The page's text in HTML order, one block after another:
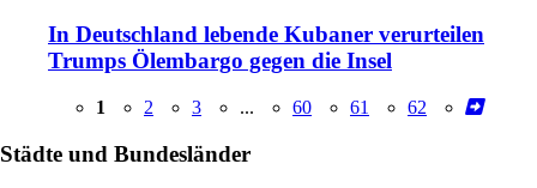
In Deutschland lebende Kubaner verurteilen
Trumps Ölembargo gegen die Insel
1 2 3 ... 60 61 62
Städte und Bundesländer